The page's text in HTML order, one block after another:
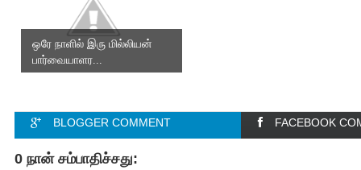
ஒரே நாளில் இரு மில்லியன்
பார்வையாளர...
BLOGGER COMMENT FACEBOOK
0 நான் சம்பாதிச்சது: